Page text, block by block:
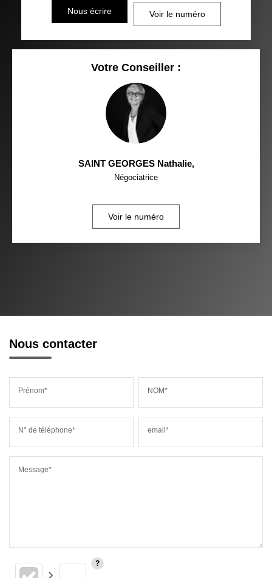
Nous écrire Voir le numéro
Votre Conseiller :
SAINT GEORGES Nathalie,
Négociatrice
Voir le numéro
Nous contacter
Prénom* NOM*
N° de téléphone* email*
Message*